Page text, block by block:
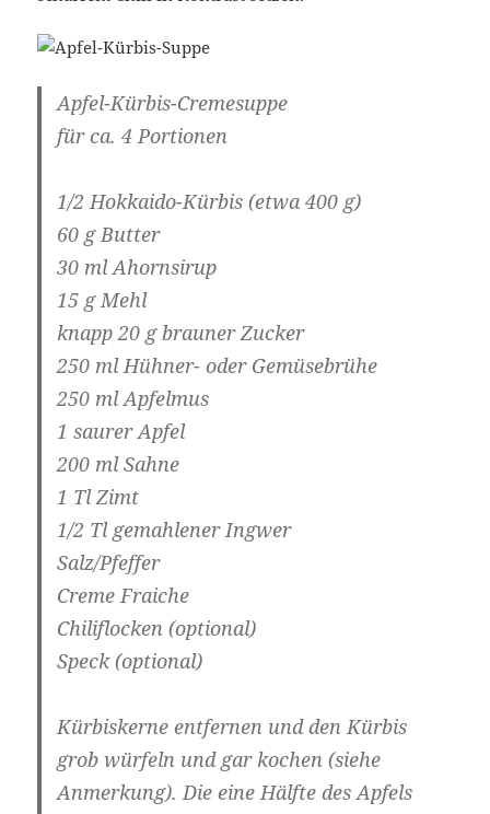
Apfel-Kürbis-Cremesuppe
für ca. 4 Portionen
1/2 Hokkaido-Kürbis (etwa 400 g)
60 g Butter
30 ml Ahornsirup
15 g Mehl
knapp 20 g brauner Zucker
250 ml Hühner- oder Gemüsebrühe
250 ml Apfelmus
1 saurer Apfel
200 ml Sahne
1 Tl Zimt
1/2 Tl gemahlener Ingwer
Salz/Pfeffer
Creme Fraiche
Chiliflocken (optional)
Speck (optional)
Kürbiskerne entfernen und den Kürbis
grob würfeln und gar kochen (siehe
Anmerkung). Die eine Hälfte des Apfels